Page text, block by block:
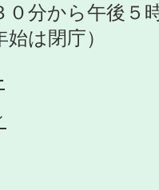
０分から午後５
は閉庁）